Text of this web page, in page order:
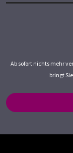
Ab sofort nichts mehr
bringt